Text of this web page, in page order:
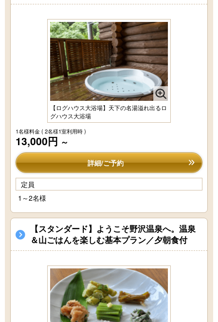
【ログハウス大浴場】天下の名湯溢れ出るロ
グハウス大浴場
1名様料金( 2名様1室利用時 )
13,000円 ～
詳細/ご予約
定員
1～2名様
【スタンダード】ようこそ野沢温泉へ。温泉
＆山ごはんを楽しむ基本プラン／夕朝食付